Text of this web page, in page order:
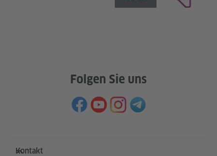
Folgen Sie uns
Service- und Informationsbereich
Kontakt